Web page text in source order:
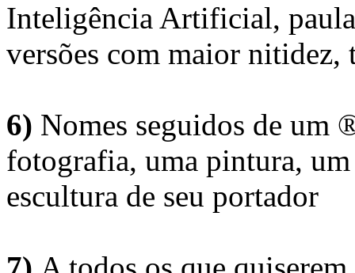
Inteligência Artificial,
versões com maior nitidez,
6) Nomes seguidos de um
fotografia, uma pintura,
escultura de seu portador